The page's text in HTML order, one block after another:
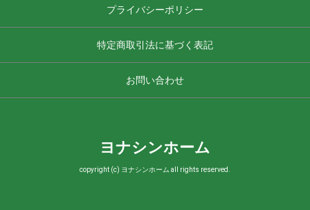
プライバシーポリシー
特定商取引法に基づく表記
お問い合わせ
ヨナシンホーム
copyright (c) ヨナシンホーム all rights reserved.